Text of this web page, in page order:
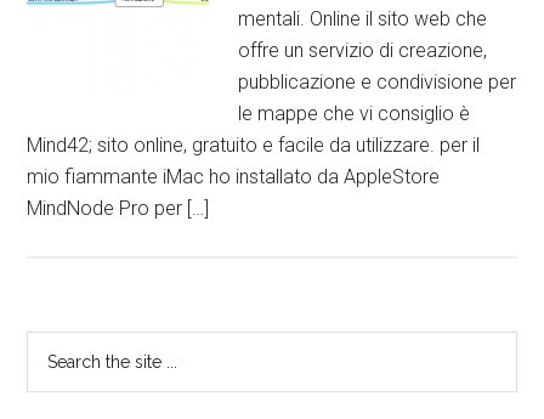
mentali. Online il sito web che
offre un servizio di creazione,
pubblicazione e condivisione per
le mappe che vi consiglio è
Mind42; sito online, gratuito e facile da utilizzare. per il
mio fiammante iMac ho installato da AppleStore
MindNode Pro per […]